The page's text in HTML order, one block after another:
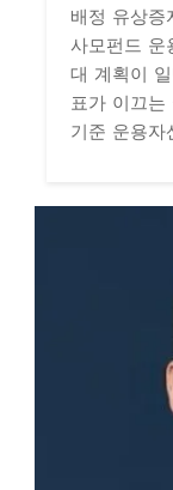
배정 유상증
사모펀드 운
대 계획이
표가 이끄
기준 운용자